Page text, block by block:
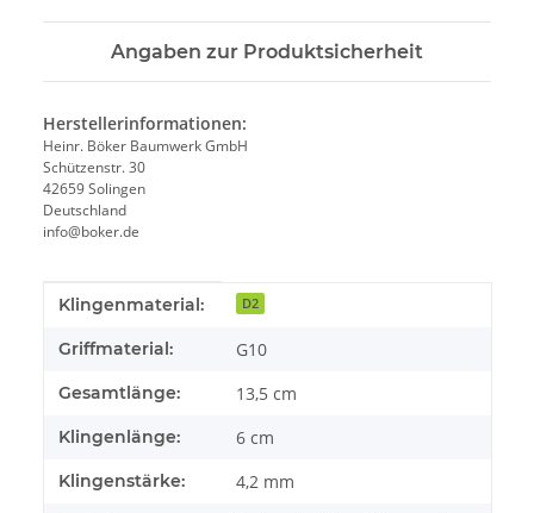
Angaben zur Produktsicherheit
Herstellerinformationen:
Heinr. Böker Baumwerk GmbH
Schützenstr. 30
42659 Solingen
Deutschland
info@boker.de
Produkteigenschaft
Wert
Klingenmaterial: D2
Griffmaterial: G10
Gesamtlänge: 13,5 cm
Klingenlänge: 6 cm
Klingenstärke: 4,2 mm